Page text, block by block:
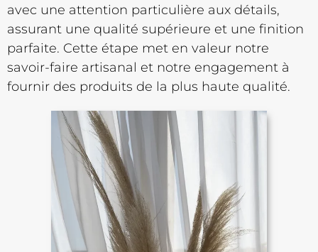
avec une attention particulière aux détails,
assurant une qualité supérieure et une finition
parfaite. Cette étape met en valeur notre
savoir-faire artisanal et notre engagement à
fournir des produits de la plus haute qualité.